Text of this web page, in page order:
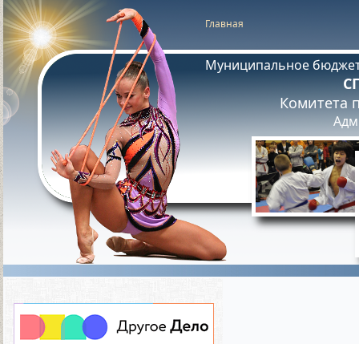
Муниципальное
Комитета
Главная